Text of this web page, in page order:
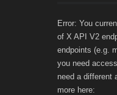
Error: You
of X API V2
endpoints (e.g.
you need
need a different
more here: